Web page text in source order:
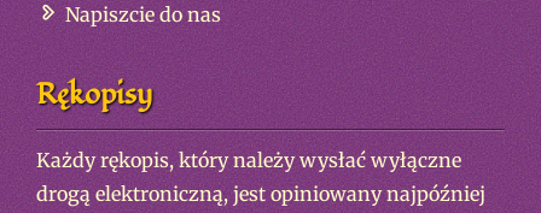
Napiszcie do nas
Rękopisy
Każdy rękopis, który należy wysłać wyłączne
drogą elektroniczną, jest opiniowany najpóźniej